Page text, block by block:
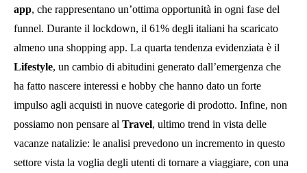
app, che rappresentano un’ottima opportunità in ogni fase del
funnel. Durante il lockdown, il 61% degli italiani ha scaricato
almeno una shopping app. La quarta tendenza evidenziata è il
Lifestyle, un cambio di abitudini generato dall’emergenza che
ha fatto nascere interessi e hobby che hanno dato un forte
impulso agli acquisti in nuove categorie di prodotto. Infine, non
possiamo non pensare al Travel, ultimo trend in vista delle
vacanze natalizie: le analisi prevedono un incremento in questo
settore vista la voglia degli utenti di tornare a viaggiare, con una